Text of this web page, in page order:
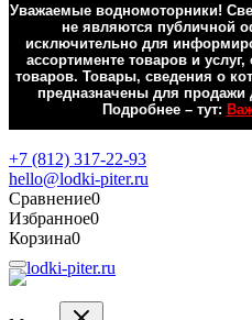
Уважаемые водномоторники!
не являются публичной
исключительно для
ассортименте товаров и
товаров. Товары, сведения о
предназначены для
Подробнее – тут:
+7 (812) 317-22-93
hello@lodki-piter.ru
Сравнение0
Избранное0
Корзина0